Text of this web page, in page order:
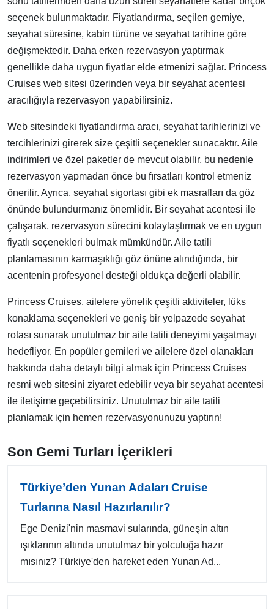
seçenek bulunmaktadır. Fiyatlandırma, seçilen gemiye,
seyahat süresine, kabin türüne ve seyahat tarihine göre
değişmektedir. Daha erken rezervasyon yaptırmak
genellikle daha uygun fiyatlar elde etmenizi sağlar. Princess
Cruises web sitesi üzerinden veya bir seyahat acentesi
aracılığıyla rezervasyon yapabilirsiniz.
Web sitesindeki fiyatlandırma aracı, seyahat tarihlerinizi ve
tercihlerinizi girerek size çeşitli seçenekler sunacaktır. Aile
indirimleri ve özel paketler de mevcut olabilir, bu nedenle
rezervasyon yapmadan önce bu fırsatları kontrol etmeniz
önerilir. Ayrıca, seyahat sigortası gibi ek masrafları da göz
önünde bulundurmanız önemlidir. Bir seyahat acentesi ile
çalışarak, rezervasyon sürecini kolaylaştırmak ve en uygun
fiyatlı seçenekleri bulmak mümkündür. Aile tatili
planlamasının karmaşıklığı göz önüne alındığında, bir
acentenin profesyonel desteği oldukça değerli olabilir.
Princess Cruises, ailelere yönelik çeşitli aktiviteler, lüks
konaklama seçenekleri ve geniş bir yelpazede seyahat
rotası sunarak unutulmaz bir aile tatili deneyimi yaşatmayı
hedefliyor. En popüler gemileri ve ailelere özel olanakları
hakkında daha detaylı bilgi almak için Princess Cruises
resmi web sitesini ziyaret edebilir veya bir seyahat acentesi
ile iletişime geçebilirsiniz. Unutulmaz bir aile tatili
planlamak için hemen rezervasyonunuzu yaptırın!
Son Gemi Turları İçerikleri
Türkiye’den Yunan Adaları Cruise
Turlarına Nasıl Hazırlanılır?
Ege Denizi'nin masmavi sularında, güneşin altın
ışıklarının altında unutulmaz bir yolculuğa hazır
mısınız? Türkiye'den hareket eden Yunan Ad...